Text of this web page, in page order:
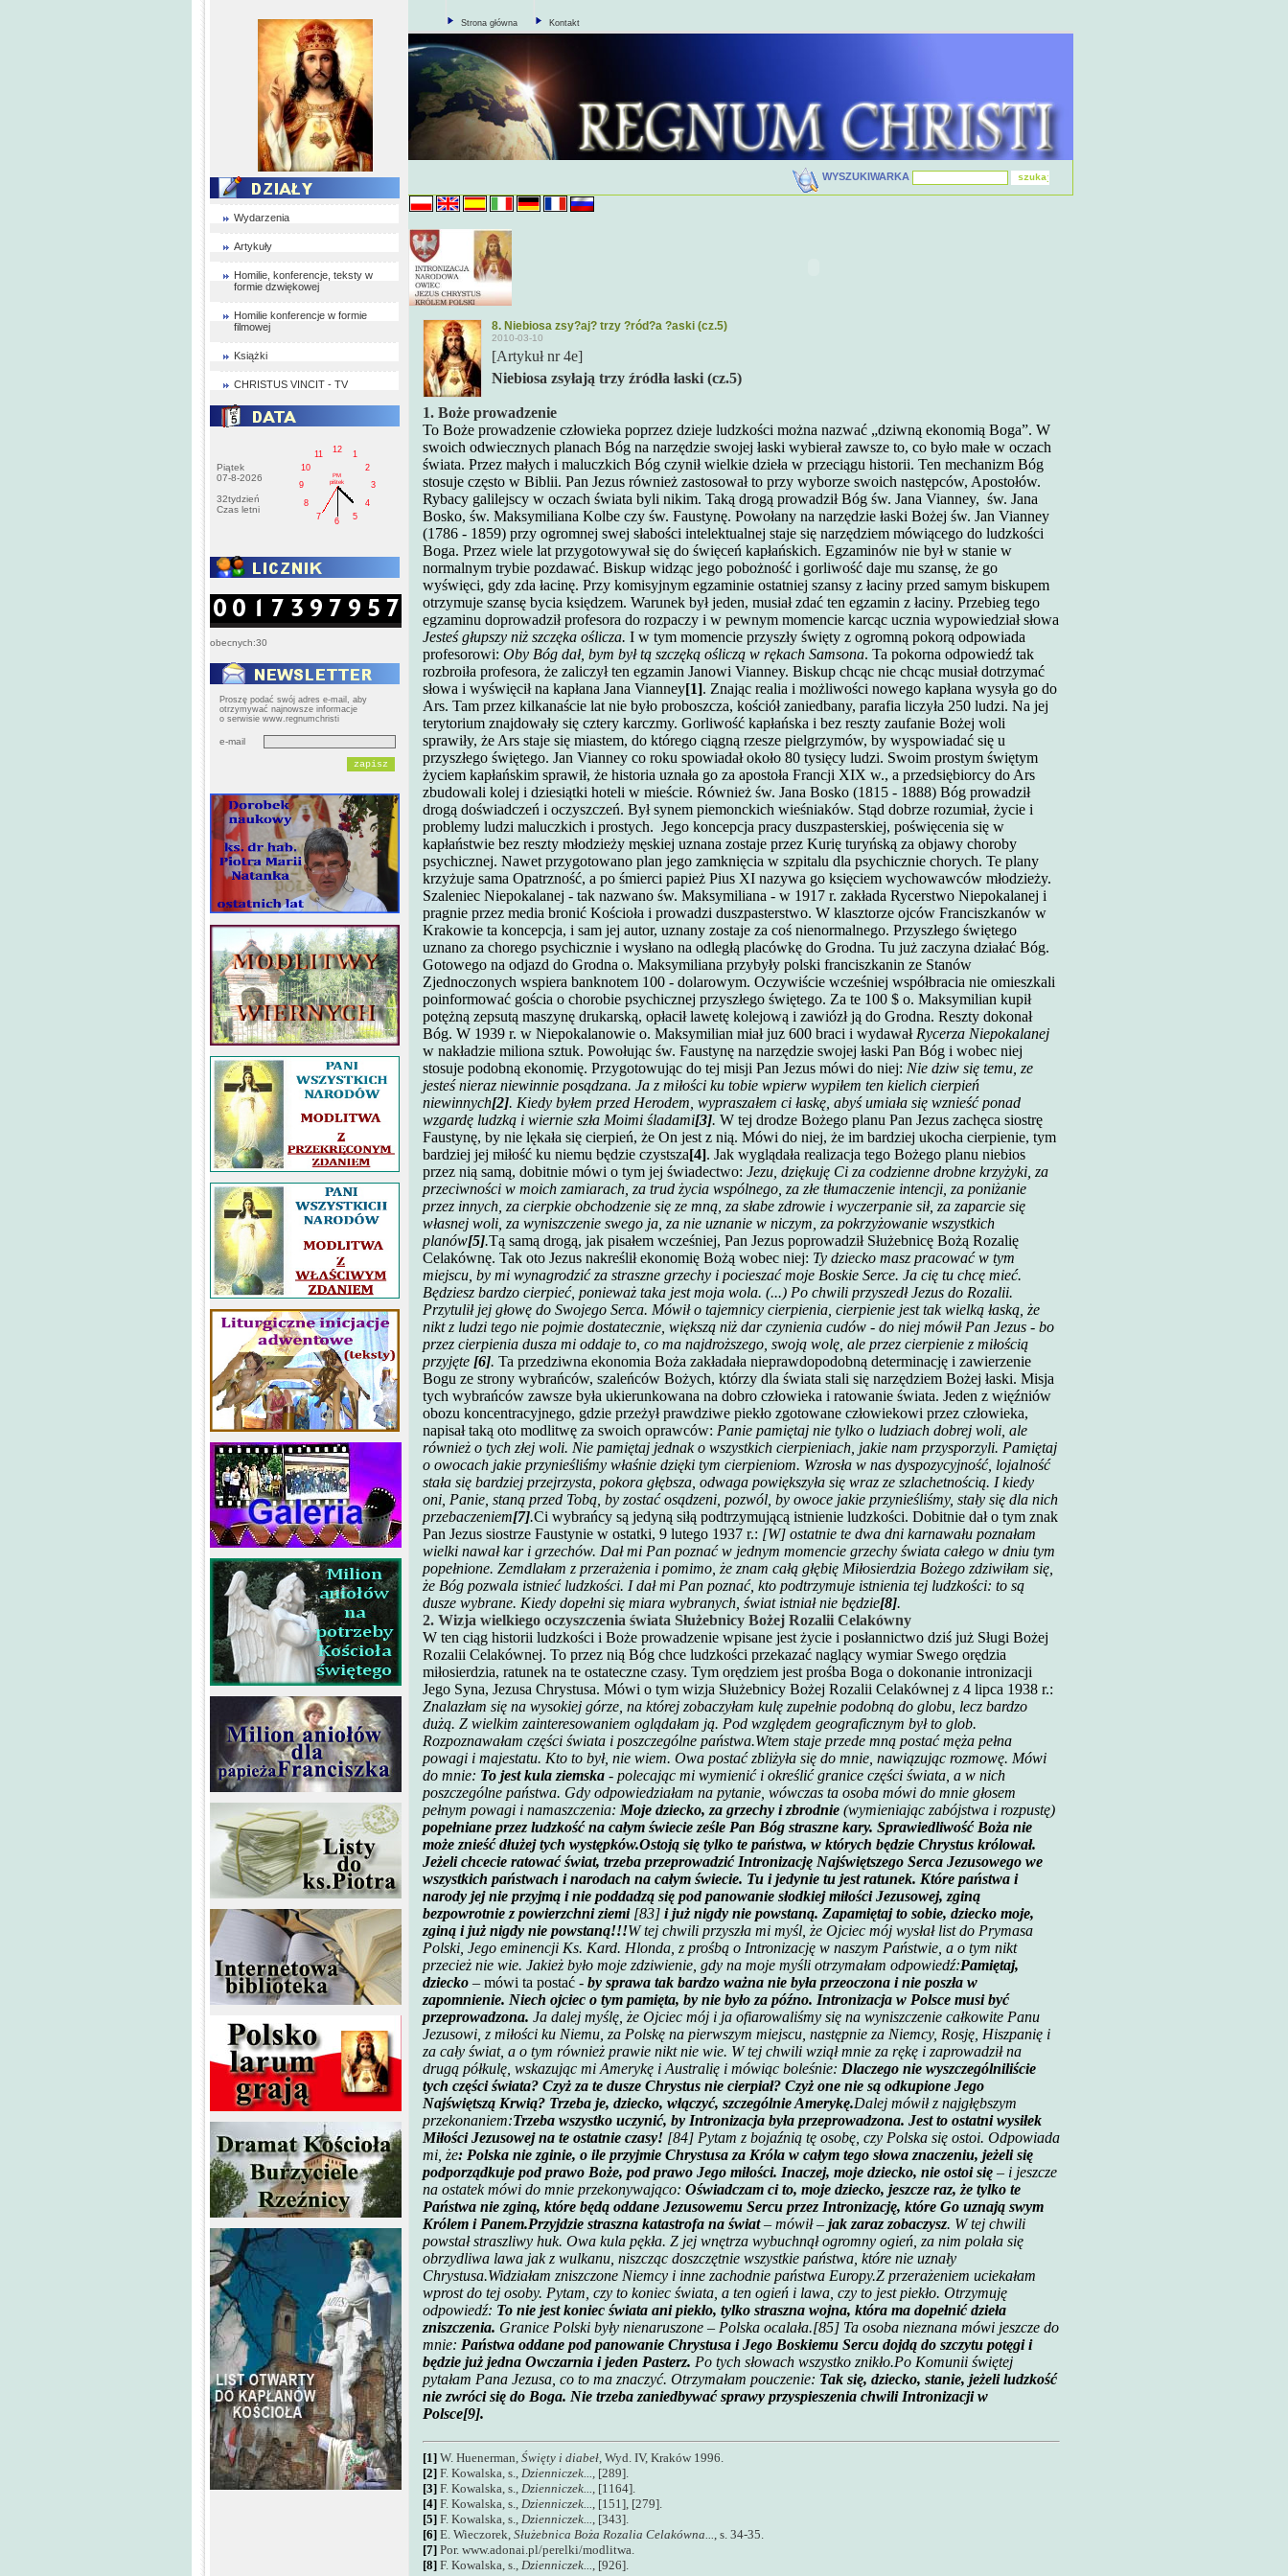
Wydarzenia
Artykuły
Homilie, konferencje, teksty w
formie dzwiękowej
Homilie konferencje w formie
filmowej
Książki
CHRISTUS VINCIT - TV
Piątek
07-8-2026
32tydzień
Czas letni
1
2
3
4
5
6
7
8
9
10
11
12
PM
pištek
obecnych:30
Proszę podać swój adres e-mail, aby
otrzymywać najnowsze informacje
o serwisie www.regnumchristi
e-mail
Strona główna Kontakt
WYSZUKIWARKA
8. Niebiosa zsy?aj? trzy ?ród?a ?aski (cz.5)
2010-03-10
[Artykuł nr 4e]
Niebiosa zsyłają trzy źródła łaski (cz.5)
1. Boże prowadzenie
To Boże prowadzenie człowieka poprzez dzieje ludzkości można nazwać „dziwną ekonomią Boga”. W
swoich odwiecznych planach Bóg na narzędzie swojej łaski wybierał zawsze to, co było małe w oczach
świata. Przez małych i maluczkich Bóg czynił wielkie dzieła w przeciągu historii. Ten mechanizm Bóg
stosuje często w Biblii. Pan Jezus również zastosował to przy wyborze swoich następców, Apostołów.
Rybacy galilejscy w oczach świata byli nikim. Taką drogą prowadził Bóg św. Jana Vianney, św. Jana
Bosko, św. Maksymiliana Kolbe czy św. Faustynę. Powołany na narzędzie łaski Bożej św. Jan Vianney
(1786 - 1859) przy ogromnej swej słabości intelektualnej staje się narzędziem mówiącego do ludzkości
Boga. Przez wiele lat przygotowywał się do święceń kapłańskich. Egzaminów nie był w stanie w
normalnym trybie pozdawać. Biskup widząc jego pobożność i gorliwość daje mu szansę, że go
wyświęci, gdy zda łacinę. Przy komisyjnym egzaminie ostatniej szansy z łaciny przed samym biskupem
otrzymuje szansę bycia księdzem. Warunek był jeden, musiał zdać ten egzamin z łaciny. Przebieg tego
egzaminu doprowadził profesora do rozpaczy i w pewnym momencie karcąc ucznia wypowiedział słowa
Jesteś głupszy niż szczęka oślicza. I w tym momencie przyszły święty z ogromną pokorą odpowiada
profesorowi: Oby Bóg dał, bym był tą szczęką ośliczą w rękach Samsona. Ta pokorna odpowiedź tak
rozbroiła profesora, że zaliczył ten egzamin Janowi Vianney. Biskup chcąc nie chcąc musiał dotrzymać
słowa i wyświęcił na kapłana Jana Vianney[1]. Znając realia i możliwości nowego kapłana wysyła go do
Ars. Tam przez kilkanaście lat nie było proboszcza, kościół zaniedbany, parafia liczyła 250 ludzi. Na jej
terytorium znajdowały się cztery karczmy. Gorliwość kapłańska i bez reszty zaufanie Bożej woli
sprawiły, że Ars staje się miastem, do którego ciągną rzesze pielgrzymów, by wyspowiadać się u
przyszłego świętego. Jan Vianney co roku spowiadał około 80 tysięcy ludzi. Swoim prostym świętym
życiem kapłańskim sprawił, że historia uznała go za apostoła Francji XIX w., a przedsiębiorcy do Ars
zbudowali kolej i dziesiątki hoteli w mieście. Również św. Jana Bosko (1815 - 1888) Bóg prowadził
drogą doświadczeń i oczyszczeń. Był synem piemonckich wieśniaków. Stąd dobrze rozumiał, życie i
problemy ludzi maluczkich i prostych. Jego koncepcja pracy duszpasterskiej, poświęcenia się w
kapłaństwie bez reszty młodzieży męskiej uznana zostaje przez Kurię turyńską za objawy choroby
psychicznej. Nawet przygotowano plan jego zamknięcia w szpitalu dla psychicznie chorych. Te plany
krzyżuje sama Opatrzność, a po śmierci papież Pius XI nazywa go księciem wychowawców młodzieży.
Szaleniec Niepokalanej - tak nazwano św. Maksymiliana - w 1917 r. zakłada Rycerstwo Niepokalanej i
pragnie przez media bronić Kościoła i prowadzi duszpasterstwo. W klasztorze ojców Franciszkanów w
Krakowie ta koncepcja, i sam jej autor, uznany zostaje za coś nienormalnego. Przyszłego świętego
uznano za chorego psychicznie i wysłano na odległą placówkę do Grodna. Tu już zaczyna działać Bóg.
Gotowego na odjazd do Grodna o. Maksymiliana przybyły polski franciszkanin ze Stanów
Zjednoczonych wspiera banknotem 100 - dolarowym. Oczywiście wcześniej współbracia nie omieszkali
poinformować gościa o chorobie psychicznej przyszłego świętego. Za te 100 $ o. Maksymilian kupił
potężną zepsutą maszynę drukarską, opłacił lawetę kolejową i zawiózł ją do Grodna. Reszty dokonał
Bóg. W 1939 r. w Niepokalanowie o. Maksymilian miał juz 600 braci i wydawał Rycerza Niepokalanej
w nakładzie miliona sztuk. Powołując św. Faustynę na narzędzie swojej łaski Pan Bóg i wobec niej
stosuje podobną ekonomię. Przygotowując do tej misji Pan Jezus mówi do niej: Nie dziw się temu, ze
jesteś nieraz niewinnie posądzana. Ja z miłości ku tobie wpierw wypiłem ten kielich cierpień
niewinnych[2]. Kiedy byłem przed Herodem, wypraszałem ci łaskę, abyś umiała się wznieść ponad
wzgardę ludzką i wiernie szła Moimi śladami[3]. W tej drodze Bożego planu Pan Jezus zachęca siostrę
Faustynę, by nie lękała się cierpień, że On jest z nią. Mówi do niej, że im bardziej ukocha cierpienie, tym
bardziej jej miłość ku niemu będzie czystsza[4]. Jak wyglądała realizacja tego Bożego planu niebios
przez nią samą, dobitnie mówi o tym jej świadectwo: Jezu, dziękuję Ci za codzienne drobne krzyżyki, za
przeciwności w moich zamiarach, za trud życia wspólnego, za złe tłumaczenie intencji, za poniżanie
przez innych, za cierpkie obchodzenie się ze mną, za słabe zdrowie i wyczerpanie sił, za zaparcie się
własnej woli, za wyniszczenie swego ja, za nie uznanie w niczym, za pokrzyżowanie wszystkich
planów[5].Tą samą drogą, jak pisałem wcześniej, Pan Jezus poprowadził Służebnicę Bożą Rozalię
Celakównę. Tak oto Jezus nakreślił ekonomię Bożą wobec niej: Ty dziecko masz pracować w tym
miejscu, by mi wynagrodzić za straszne grzechy i pocieszać moje Boskie Serce. Ja cię tu chcę mieć.
Będziesz bardzo cierpieć, ponieważ taka jest moja wola. (...) Po chwili przyszedł Jezus do Rozalii.
Przytulił jej głowę do Swojego Serca. Mówił o tajemnicy cierpienia, cierpienie jest tak wielką łaską, że
nikt z ludzi tego nie pojmie dostatecznie, większą niż dar czynienia cudów - do niej mówił Pan Jezus - bo
przez cierpienia dusza mi oddaje to, co ma najdroższego, swoją wolę, ale przez cierpienie z miłością
przyjęte [6]. Ta przedziwna ekonomia Boża zakładała nieprawdopodobną determinację i zawierzenie
Bogu ze strony wybrańców, szaleńców Bożych, którzy dla świata stali się narzędziem Bożej łaski. Misja
tych wybrańców zawsze była ukierunkowana na dobro człowieka i ratowanie świata. Jeden z więźniów
obozu koncentracyjnego, gdzie przeżył prawdziwe piekło zgotowane człowiekowi przez człowieka,
napisał taką oto modlitwę za swoich oprawców: Panie pamiętaj nie tylko o ludziach dobrej woli, ale
również o tych złej woli. Nie pamiętaj jednak o wszystkich cierpieniach, jakie nam przysporzyli. Pamiętaj
o owocach jakie przynieśliśmy właśnie dzięki tym cierpieniom. Wzrosła w nas dyspozycyjność, lojalność
stała się bardziej przejrzysta, pokora głębsza, odwaga powiększyła się wraz ze szlachetnością. I kiedy
oni, Panie, staną przed Tobą, by zostać osądzeni, pozwól, by owoce jakie przynieśliśmy, stały się dla nich
przebaczeniem[7].Ci wybrańcy są jedyną siłą podtrzymującą istnienie ludzkości. Dobitnie dał o tym znak
Pan Jezus siostrze Faustynie w ostatki, 9 lutego 1937 r.: [W] ostatnie te dwa dni karnawału poznałam
wielki nawał kar i grzechów. Dał mi Pan poznać w jednym momencie grzechy świata całego w dniu tym
popełnione. Zemdlałam z przerażenia i pomimo, że znam całą głębię Miłosierdzia Bożego zdziwiłam się,
że Bóg pozwala istnieć ludzkości. I dał mi Pan poznać, kto podtrzymuje istnienia tej ludzkości: to są
dusze wybrane. Kiedy dopełni się miara wybranych, świat istniał nie będzie[8].
2. Wizja wielkiego oczyszczenia świata Służebnicy Bożej Rozalii Celakówny
W ten ciąg historii ludzkości i Boże prowadzenie wpisane jest życie i posłannictwo dziś już Sługi Bożej
Rozalii Celakównej. To przez nią Bóg chce ludzkości przekazać naglący wymiar Swego orędzia
miłosierdzia, ratunek na te ostateczne czasy. Tym orędziem jest prośba Boga o dokonanie intronizacji
Jego Syna, Jezusa Chrystusa. Mówi o tym wizja Służebnicy Bożej Rozalii Celakównej z 4 lipca 1938 r.:
Znalazłam się na wysokiej górze, na której zobaczyłam kulę zupełnie podobną do globu, lecz bardzo
dużą. Z wielkim zainteresowaniem oglądałam ją. Pod względem geograficznym był to glob.
Rozpoznawałam części świata i poszczególne państwa.Wtem staje przede mną postać męża pełna
powagi i majestatu. Kto to był, nie wiem. Owa postać zbliżyła się do mnie, nawiązując rozmowę. Mówi
do mnie: To jest kula ziemska - polecając mi wymienić i określić granice części świata, a w nich
poszczególne państwa. Gdy odpowiedziałam na pytanie, wówczas ta osoba mówi do mnie głosem
pełnym powagi i namaszczenia: Moje dziecko, za grzechy i zbrodnie (wymieniając zabójstwa i rozpustę)
popełniane przez ludzkość na całym świecie ześle Pan Bóg straszne kary. Sprawiedliwość Boża nie
może znieść dłużej tych występków.Ostoją się tylko te państwa, w których będzie Chrystus królował.
Jeżeli chcecie ratować świat, trzeba przeprowadzić Intronizację Najświętszego Serca Jezusowego we
wszystkich państwach i narodach na całym świecie. Tu i jedynie tu jest ratunek. Które państwa i
narody jej nie przyjmą i nie poddadzą się pod panowanie słodkiej miłości Jezusowej, zginą
bezpowrotnie z powierzchni ziemi [83] i już nigdy nie powstaną. Zapamiętaj to sobie, dziecko moje,
zginą i już nigdy nie powstaną!!!W tej chwili przyszła mi myśl, że Ojciec mój wysłał list do Prymasa
Polski, Jego eminencji Ks. Kard. Hlonda, z prośbą o Intronizację w naszym Państwie, a o tym nikt
przecież nie wie. Jakież było moje zdziwienie, gdy na moje myśli otrzymałam odpowiedź:Pamiętaj,
dziecko – mówi ta postać - by sprawa tak bardzo ważna nie była przeoczona i nie poszła w
zapomnienie. Niech ojciec o tym pamięta, by nie było za późno. Intronizacja w Polsce musi być
przeprowadzona. Ja dalej myślę, że Ojciec mój i ja ofiarowaliśmy się na wyniszczenie całkowite Panu
Jezusowi, z miłości ku Niemu, za Polskę na pierwszym miejscu, następnie za Niemcy, Rosję, Hiszpanię i
za cały świat, a o tym również prawie nikt nie wie. W tej chwili wziął mnie za rękę i zaprowadził na
drugą półkulę, wskazując mi Amerykę i Australię i mówiąc boleśnie: Dlaczego nie wyszczególniliście
tych części świata? Czyż za te dusze Chrystus nie cierpiał? Czyż one nie są odkupione Jego
Najświętszą Krwią? Trzeba je, dziecko, włączyć, szczególnie Amerykę.Dalej mówił z najgłębszym
przekonaniem:Trzeba wszystko uczynić, by Intronizacja była przeprowadzona. Jest to ostatni wysiłek
Miłości Jezusowej na te ostatnie czasy! [84] Pytam z bojaźnią tę osobę, czy Polska się ostoi. Odpowiada
mi, że: Polska nie zginie, o ile przyjmie Chrystusa za Króla w całym tego słowa znaczeniu, jeżeli się
podporządkuje pod prawo Boże, pod prawo Jego miłości. Inaczej, moje dziecko, nie ostoi się – i jeszcze
na ostatek mówi do mnie przekonywająco: Oświadczam ci to, moje dziecko, jeszcze raz, że tylko te
Państwa nie zginą, które będą oddane Jezusowemu Sercu przez Intronizację, które Go uznają swym
Królem i Panem.Przyjdzie straszna katastrofa na świat– mówił – jak zaraz zobaczysz. W tej chwili
powstał straszliwy huk. Owa kula pękła. Z jej wnętrza wybuchnął ogromny ogień, za nim polała się
obrzydliwa lawa jak z wulkanu, niszcząc doszczętnie wszystkie państwa, które nie uznały
Chrystusa.Widziałam zniszczone Niemcy i inne zachodnie państwa Europy.Z przerażeniem uciekałam
wprost do tej osoby. Pytam, czy to koniec świata, a ten ogień i lawa, czy to jest piekło. Otrzymuję
odpowiedź: To nie jest koniec świata ani piekło, tylko straszna wojna, która ma dopełnić dzieła
zniszczenia. Granice Polski były nienaruszone – Polska ocalała.[85] Ta osoba nieznana mówi jeszcze do
mnie: Państwa oddane pod panowanie Chrystusa i Jego Boskiemu Sercu dojdą do szczytu potęgi i
będzie już jedna Owczarnia i jeden Pasterz. Po tych słowach wszystko znikło.Po Komunii świętej
pytałam Pana Jezusa, co to ma znaczyć. Otrzymałam pouczenie: Tak się, dziecko, stanie, jeżeli ludzkość
nie zwróci się do Boga. Nie trzeba zaniedbywać sprawy przyspieszenia chwili Intronizacji w
Polsce[9].
[1] W. Huenerman, Święty i diabeł, Wyd. IV, Kraków 1996.
[2] F. Kowalska, s., Dzienniczek..., [289].
[3] F. Kowalska, s., Dzienniczek..., [1164].
[4] F. Kowalska, s., Dzienniczek..., [151], [279].
[5] F. Kowalska, s., Dzienniczek..., [343].
[6] E. Wieczorek, Służebnica Boża Rozalia Celakówna..., s. 34-35.
[7] Por. www.adonai.pl/perelki/modlitwa.
[8] F. Kowalska, s., Dzienniczek..., [926].